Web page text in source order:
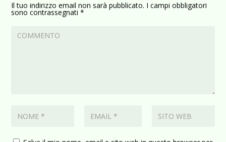
Il tuo indirizzo email non sarà pubblicato. I campi obbligatori
sono contrassegnati*